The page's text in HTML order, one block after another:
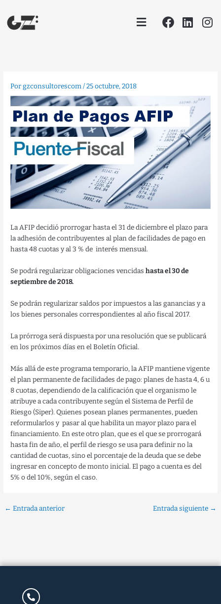
contenido
Menu Facebook
Porgzconsultorescom/25 octubre, 2018
La AFIP decidió prorrogar hasta el 31 de diciembre el plazo para
la adhesión de contribuyentes al plan de facilidades de pago en
hasta 48 cuotas y al 3 % de interés mensual.
Se podrá regularizar obligaciones vencidashasta el 30 de
septiembre de 2018.
Se podrán regularizar saldos por impuestos a las ganancias y a
los bienes personales correspondientes al año fiscal 2017.
La prórroga será dispuesta por una resolución que se publicará
en los próximos días en el Boletín Oficial.
Más allá de este programa temporario, la AFIP mantiene vigente
el plan permanente de facilidades de pago: planes de hasta 4, 6 u
8 cuotas, dependiendo de la calificación que el organismo le
atribuye a cada contribuyente según el Sistema de Perfil de
Riesgo (Siper). Quienes posean planes permanentes, pueden
reformularlos y pasar al que habilita un mayor plazo para el
financiamiento. En este otro plan, que es el que se prorrogará
hasta fin de año, el perfil de riesgo se usa para definir no la
cantidad de cuotas, sino el porcentaje de la deuda que se debe
ingresar en concepto de monto inicial. El pago a cuenta es del
5% o del 10%, según el caso.
← Entrada anterior Entrada siguiente →